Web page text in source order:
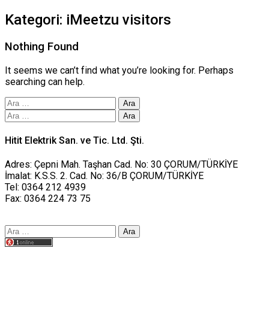
Kategori: iMeetzu visitors
Nothing Found
It seems we can’t find what you’re looking for. Perhaps
searching can help.
Arama:
Arama:
Hitit Elektrik San. ve Tic. Ltd. Şti.
Adres: Çepni Mah. Taşhan Cad. No: 30 ÇORUM/TÜRKİYE
İmalat: K.S.S. 2. Cad. No: 36/B ÇORUM/TÜRKİYE
Tel: 0364 212 4939
Fax: 0364 224 73 75
Arama: